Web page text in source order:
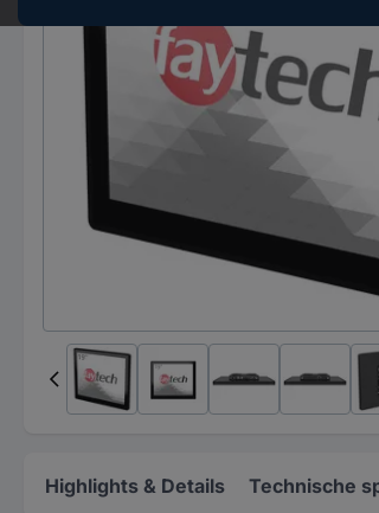
Highlights & Details Technische